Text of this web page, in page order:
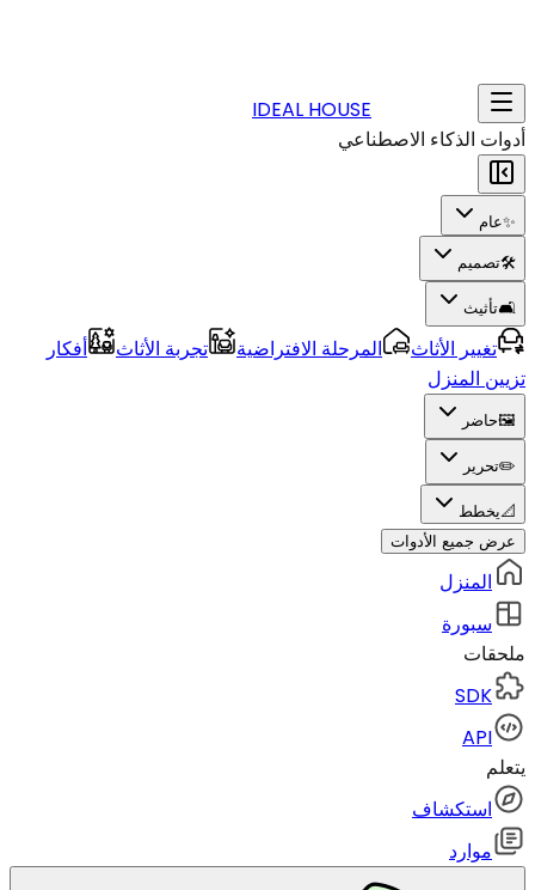
IDEAL HOUSE
أدوات الذكاء الاصطناعي
✨عام
🛠️تصميم
🛋️تأثيث
تغيير الأثاث المرحلة الافتراضية تجربة الأثاث
أفكار
تزيين المنزل
🖼️حاضر
✏️تحرير
📐يخطط
عرض جميع الأدوات
المنزل
سبورة
ملحقات
SDK
API
يتعلم
استكشاف
موارد